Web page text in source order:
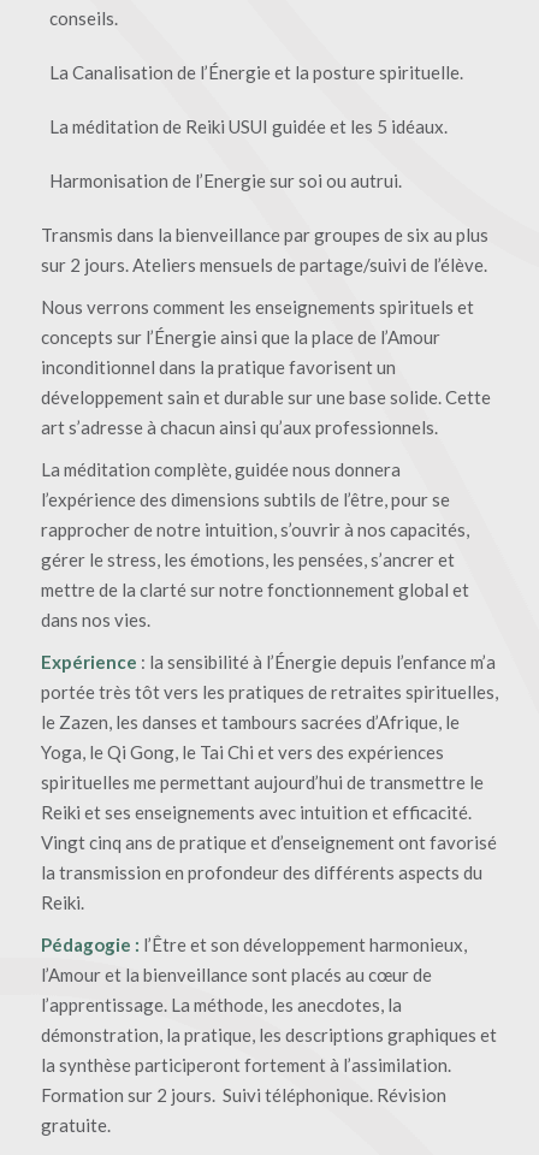
conseils.
La Canalisation de l’Énergie et la posture spirituelle.
La méditation de Reiki USUI guidée et les 5 idéaux.
Harmonisation de l’Energie sur soi ou autrui.
Transmis dans la bienveillance par groupes de six au plus
sur 2 jours. Ateliers mensuels de partage/suivi de l’élève.
Nous verrons comment les enseignements spirituels et
concepts sur l’Énergie ainsi que la place de l’Amour
inconditionnel dans la pratique favorisent un
développement sain et durable sur une base solide. Cette
art s’adresse à chacun ainsi qu’aux professionnels.
La méditation complète, guidée nous donnera
l’expérience des dimensions subtils de l’être, pour se
rapprocher de notre intuition, s’ouvrir à nos capacités,
gérer le stress, les émotions, les pensées, s’ancrer et
mettre de la clarté sur notre fonctionnement global et
dans nos vies.
Expérience : la sensibilité à l’Énergie depuis l’enfance m’a
portée très tôt vers les pratiques de retraites spirituelles,
le Zazen, les danses et tambours sacrées d’Afrique, le
Yoga, le Qi Gong, le Tai Chi et vers des expériences
spirituelles me permettant aujourd’hui de transmettre le
Reiki et ses enseignements avec intuition et efficacité.
Vingt cinq ans de pratique et d’enseignement ont favorisé
la transmission en profondeur des différents aspects du
Reiki.
Pédagogie : l’Être et son développement harmonieux,
l’Amour et la bienveillance sont placés au cœur de
l’apprentissage. La méthode, les anecdotes, la
démonstration, la pratique, les descriptions graphiques et
la synthèse participeront fortement à l’assimilation.
Formation sur 2 jours. Suivi téléphonique. Révision
gratuite.